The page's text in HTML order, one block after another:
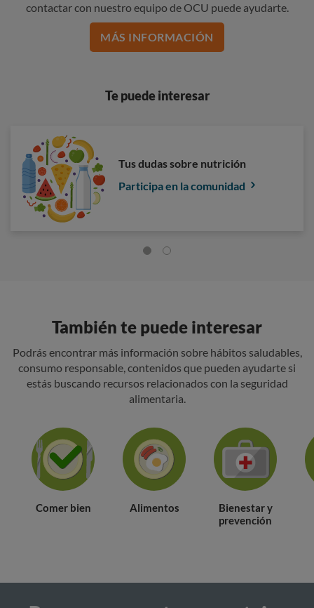
contactar con nuestro equipo de OCU puede ayudarte.
MÁS INFORMACIÓN
Te puede interesar
Tus dudas sobre nutrición
Participa en la comunidad
También te puede interesar
Podrás encontrar más información sobre hábitos saludables,
consumo responsable, contenidos que pueden ayudarte si
estás buscando recursos relacionados con la seguridad
alimentaria.
Comer bien Alimentos
Bienestar y
prevención